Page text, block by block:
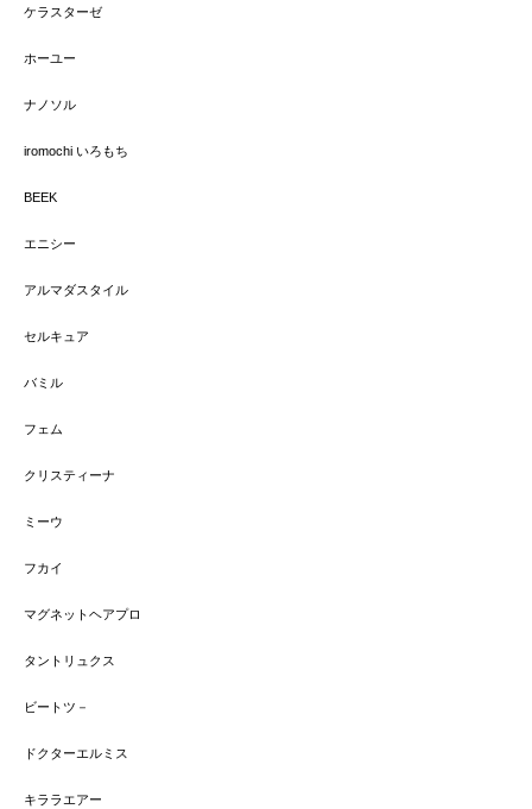
ケラスターゼ
ホーユー
ナノソル
iromochi いろもち
BEEK
エニシー
アルマダスタイル
セルキュア
バミル
フェム
クリスティーナ
ミーウ
フカイ
マグネットヘアプロ
タントリュクス
ビートツ－
ドクターエルミス
キララエアー